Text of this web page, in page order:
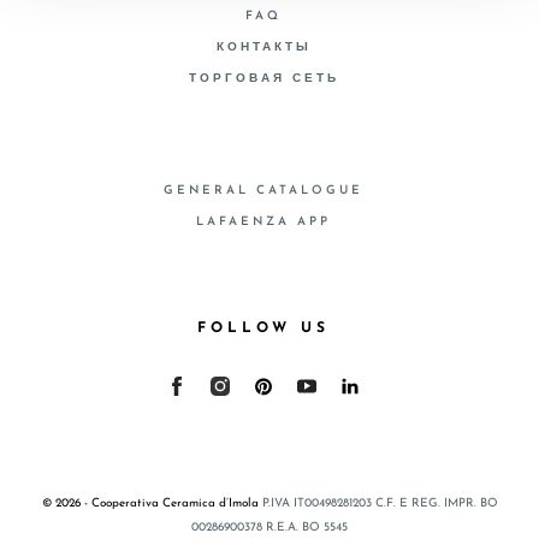
FAQ
КОНТАКТЫ
ТОРГОВАЯ СЕТЬ
GENERAL CATALOGUE
LAFAENZA APP
FOLLOW US
© 2026 - Cooperativa Ceramica d’Imola P.IVA IT00498281203 C.F. E REG. IMPR. BO
00286900378 R.E.A. BO 5545